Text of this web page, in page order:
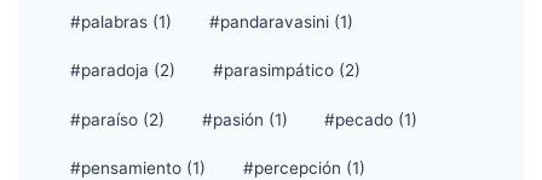
#palabras (1) #pandaravasini (1)
#paradoja (2) #parasimpático (2)
#paraíso (2) #pasión (1) #pecado (1)
#pensamiento (1) #percepción (1)